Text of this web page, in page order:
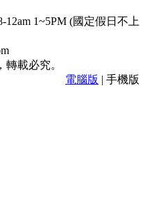
12am 1~5PM (國定假日不上
載必究。
電腦版 | 手機版